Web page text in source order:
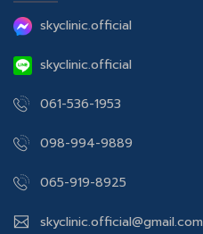
skyclinic.official
skyclinic.official
061-536-1953
098-994-9889
065-919-8925
skyclinic.official@gmail.com